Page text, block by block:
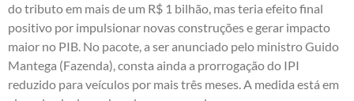
do tributo em mais de um R$ 1 bilhão, mas teria efeito final
positivo por impulsionar novas construções e gerar impacto
maior no PIB. No pacote, a ser anunciado pelo ministro Guido
Mantega (Fazenda), consta ainda a prorrogação do IPI
reduzido para veículos por mais três meses. A medida está em